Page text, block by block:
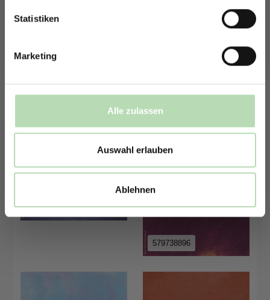
Statistiken
Marketing
Alle zulassen
Auswahl erlauben
Ablehnen
1506733367
767169706
803183680
579738896